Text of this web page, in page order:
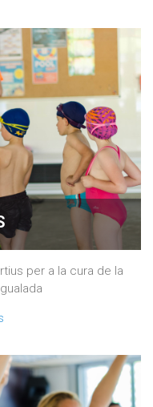
per a la cura de la